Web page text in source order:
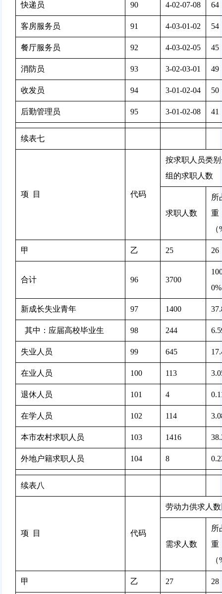
快递员 90 4-02-07-08 64
客房服务员 91 4-03-01-02 54
餐厅服务员 92 4-03-02-05 45
消防员 93 3-02-03-01 49
收发员 94 3-01-02-04 50
后勤管理员 95 3-01-02-08 41
续表七
项  目 代码
按求职人员类
组的求职人数
求职人数
所
重
甲 乙 25 26
合计 96 3700
0%
新成长失业青年 97 1400
其中：应届高校毕业生 98 244
失业人员 99 645
在业人员 100 113
退休人员 101 4
在学人员 102 114
本市农村求职人员 103 1416
外地户籍求职人员 104 8
续表八
项  目 代码
劳动力供求人
需求人数
所
重
甲 乙 27 28